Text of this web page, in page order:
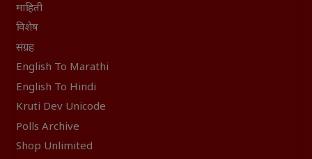
माहिती
विशेष
संग्रह
English To Marathi
English To Hindi
Kruti Dev Unicode
Polls Archive
Shop Unlimited